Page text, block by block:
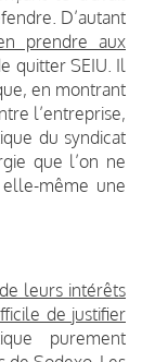
D’autant
prendre aux
quitter SEIU. Il
en montrant
l’entreprise,
du syndicat
que l’on ne
même une
leurs intérêts
de justifier
purement